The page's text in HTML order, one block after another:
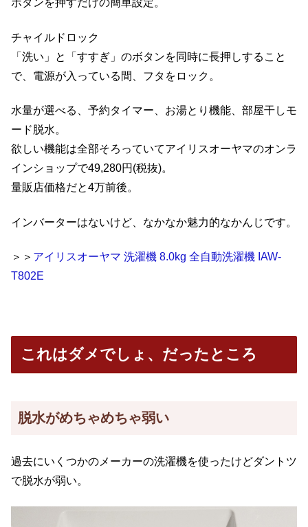
ボタンを押すだけの簡単設定。
チャイルドロック
「洗い」と「すすぎ」のボタンを同時に長押しすること
で、電源が入っている間、フタをロック。
水量が選べる、予約タイマー、お湯とり機能、部屋干しモ
ード脱水。
欲しい機能は全部そろっていてアイリスオーヤマのオンラ
インショップで49,280円(税抜)。
量販店価格だと4万前後。
インバーターはないけど、なかなか魅力的なかんじです。
＞＞ アイリスオーヤマ 洗濯機 8.0kg 全自動洗濯機 IAW-
T802E
これはダメでしょ、だったところ
脱水がめちゃめちゃ弱い
過去にいくつかのメーカーの洗濯機を使ったけどダントツ
で脱水が弱い。